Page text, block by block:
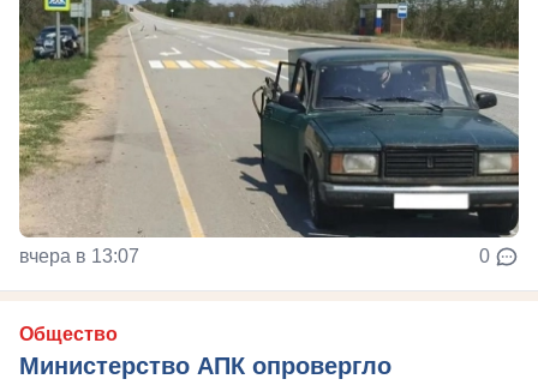
вчера в 13:07 0
Общество
Министерство АПК опровергло